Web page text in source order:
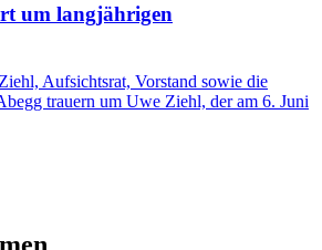
um langjährigen
Aufsichtsrat, Vorstand sowie die
trauern um Uwe Ziehl, der am 6. Juni